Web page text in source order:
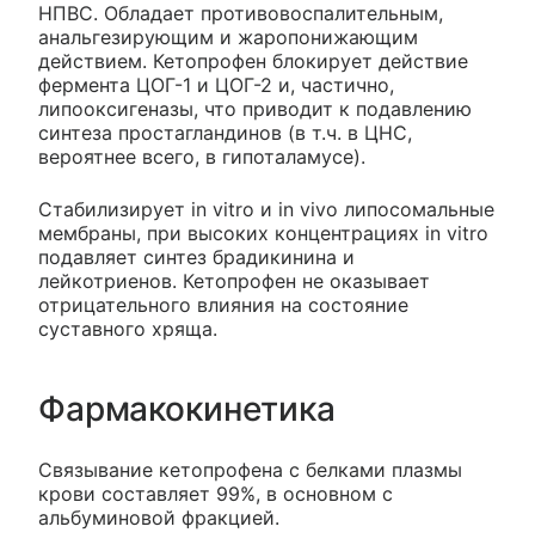
НПВС. Обладает противовоспалительным,
анальгезирующим и жаропонижающим
действием. Кетопрофен блокирует действие
фермента ЦОГ-1 и ЦОГ-2 и, частично,
липооксигеназы, что приводит к подавлению
синтеза простагландинов (в т.ч. в ЦНС,
вероятнее всего, в гипоталамусе).
Стабилизирует in vitro и in vivo липосомальные
мембраны, при высоких концентрациях in vitro
подавляет синтез брадикинина и
лейкотриенов. Кетопрофен не оказывает
отрицательного влияния на состояние
суставного хряща.
Фармакокинетика
Связывание кетопрофена с белками плазмы
крови составляет 99%, в основном с
альбуминовой фракцией.